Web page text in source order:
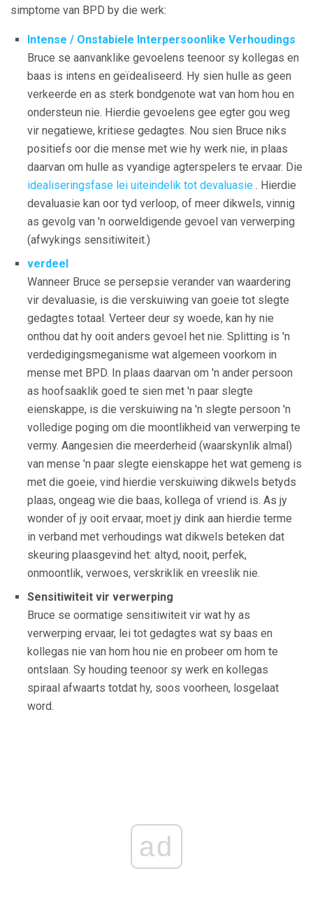
simptome van BPD by die werk:
Intense / Onstabiele Interpersoonlike Verhoudings
Bruce se aanvanklike gevoelens teenoor sy kollegas en
baas is intens en geïdealiseerd. Hy sien hulle as geen
verkeerde en as sterk bondgenote wat van hom hou en
ondersteun nie. Hierdie gevoelens gee egter gou weg
vir negatiewe, kritiese gedagtes. Nou sien Bruce niks
positiefs oor die mense met wie hy werk nie, in plaas
daarvan om hulle as vyandige agterspelers te ervaar. Die
idealiseringsfase lei uiteindelik tot devaluasie . Hierdie
devaluasie kan oor tyd verloop, of meer dikwels, vinnig
as gevolg van 'n oorweldigende gevoel van verwerping
(afwykings sensitiwiteit.)
verdeel
Wanneer Bruce se persepsie verander van waardering
vir devaluasie, is die verskuiwing van goeie tot slegte
gedagtes totaal. Verteer deur sy woede, kan hy nie
onthou dat hy ooit anders gevoel het nie. Splitting is 'n
verdedigingsmeganisme wat algemeen voorkom in
mense met BPD. In plaas daarvan om 'n ander persoon
as hoofsaaklik goed te sien met 'n paar slegte
eienskappe, is die verskuiwing na 'n slegte persoon 'n
volledige poging om die moontlikheid van verwerping te
vermy. Aangesien die meerderheid (waarskynlik almal)
van mense 'n paar slegte eienskappe het wat gemeng is
met die goeie, vind hierdie verskuiwing dikwels betyds
plaas, ongeag wie die baas, kollega of vriend is. As jy
wonder of jy ooit ervaar, moet jy dink aan hierdie terme
in verband met verhoudings wat dikwels beteken dat
skeuring plaasgevind het: altyd, nooit, perfek,
onmoontlik, verwoes, verskriklik en vreeslik nie.
Sensitiwiteit vir verwerping
Bruce se oormatige sensitiwiteit vir wat hy as
verwerping ervaar, lei tot gedagtes wat sy baas en
kollegas nie van hom hou nie en probeer om hom te
ontslaan. Sy houding teenoor sy werk en kollegas
spiraal afwaarts totdat hy, soos voorheen, losgelaat
word.
ad